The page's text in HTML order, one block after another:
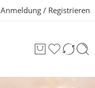
Anmeldung / Registrieren